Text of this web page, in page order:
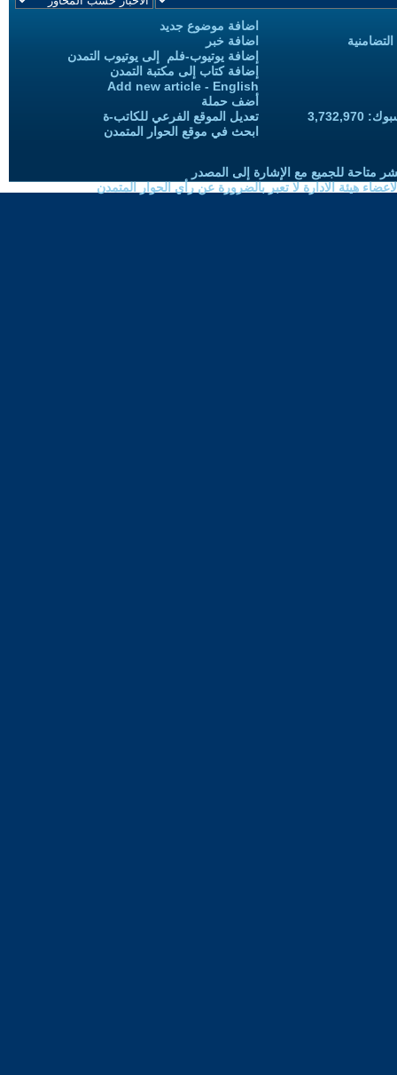
اضافة موضوع جديد
اضافة خبر
إضافة يوتيوب-فلم إلى يوتيوب التمدن
إضافة كتاب إلى مكتبة التمدن
Add new article - English
أضف حملة
تعديل الموقع الفرعي للكاتب-ة
ابحث في موقع الحوار المتمدن
متاحة للجميع مع الإشارة إلى المصدر
هيئة الادارة لا تعبر بالضرورة عن رأي الحوار المتمدن